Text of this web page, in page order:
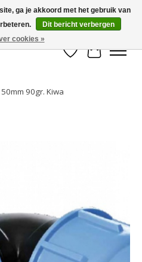
Verlanglijst
90gr. Kiwa
ga je akkoord met het gebruik van
Dit bericht verbergen
cookies »